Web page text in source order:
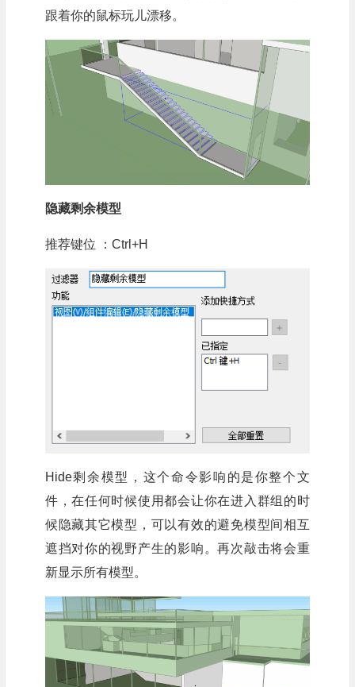
跟着你的鼠标玩儿漂移。
隐藏剩余模型
推荐键位 ：Ctrl+H
Hide剩余模型，这个命令影响的是你整个文
件，在任何时候使用都会让你在进入群组的时
候隐藏其它模型，可以有效的避免模型间相互
遮挡对你的视野产生的影响。再次敲击将会重
新显示所有模型。